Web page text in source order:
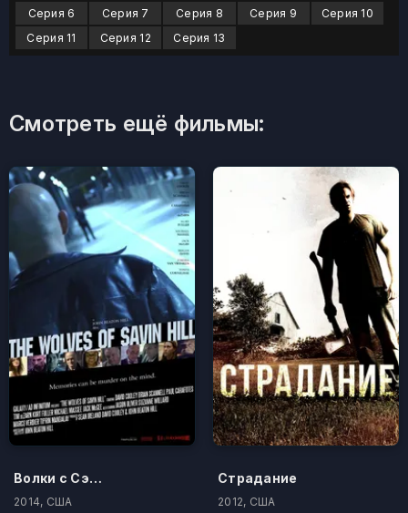
Серия 6 Серия 7 Серия 8 Серия 9
Серия 10
Серия 11
Серия 12 Серия 13
Смотреть ещё фильмы:
Волки с Сэйвин-Хилл
2014, США
Страдание
2012, США